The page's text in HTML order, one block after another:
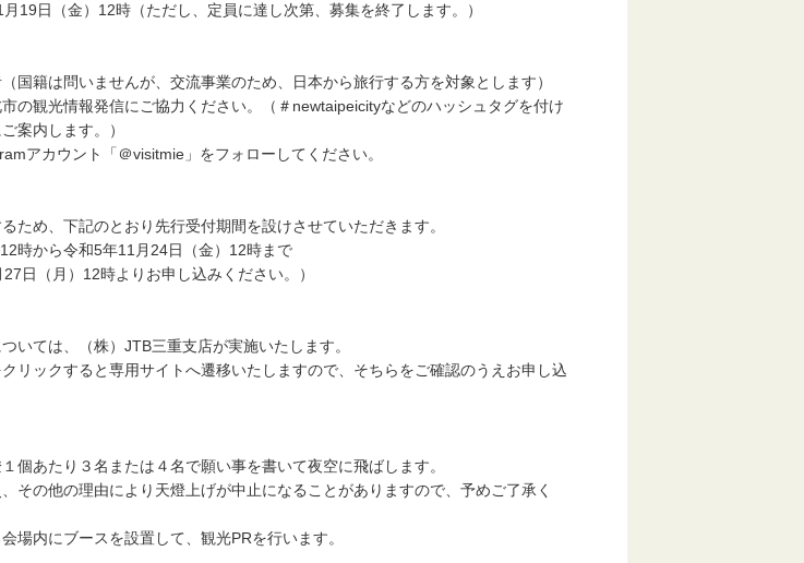
日（金）12時（ただし、定員に達し次第、募集を終了します。）
国籍は問いませんが、交流事業のため、日本から旅行する方を対象とします）
市の観光情報発信にご協力ください。（＃newtaipeicityなどのハッシュタグを付け
案内します。）
アカウント「＠visitmie」をフォローしてください。
ため、下記のとおり先行受付期間を設けさせていただきます。
時から令和5年11月24日（金）12時まで
日（月）12時よりお申し込みください。）
いては、（株）JTB三重支店が実施いたします。
リックすると専用サイトへ遷移いたしますので、そちらをご確認のうえお申し込
個あたり３名または４名で願い事を書いて夜空に飛ばします。
、その他の理由により天燈上げが中止になることがありますので、予めご了承く
会場内にブースを設置して、観光PRを行います。